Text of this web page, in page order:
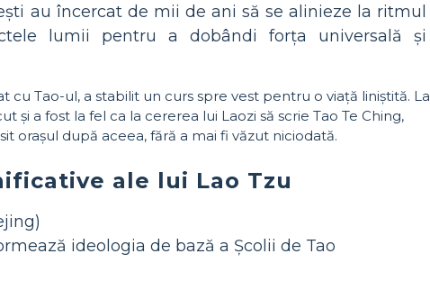
au încercat de mii de ani să se alinieze la ritmul
lumii pentru a dobândi forța universală și
cu Tao-ul, a stabilit un curs spre vest pentru o viață liniștită. La
și a fost la fel ca la cererea lui Laozi să scrie Tao Te Ching,
orașul după aceea, fără a mai fi văzut niciodată.
ale lui Lao Tzu
ideologia de bază a Școlii de Tao